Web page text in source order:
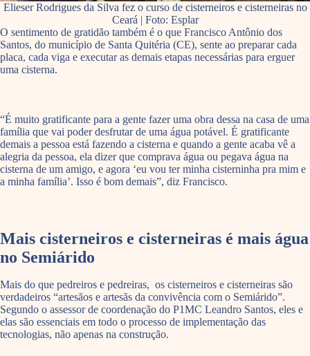
Elieser Rodrigues da Silva fez o curso de cisterneiros e cisterneiras no
Ceará | Foto: Esplar
O sentimento de gratidão também é o que Francisco Antônio dos
Santos, do município de Santa Quitéria (CE), sente ao preparar cada
placa, cada viga e executar as demais etapas necessárias para erguer
uma cisterna.
“É muito gratificante para a gente fazer uma obra dessa na casa de uma
família que vai poder desfrutar de uma água potável. É gratificante
demais a pessoa está fazendo a cisterna e quando a gente acaba vê a
alegria da pessoa, ela dizer que comprava água ou pegava água na
cisterna de um amigo, e agora ‘eu vou ter minha cisterninha pra mim e
a minha família’. Isso é bom demais”, diz Francisco.
Mais cisterneiros e cisterneiras é mais água
no Semiárido
Mais do que pedreiros e pedreiras, os cisterneiros e cisterneiras são
verdadeiros “artesãos e artesãs da convivência com o Semiárido”.
Segundo o assessor de coordenação do P1MC Leandro Santos, eles e
elas são essenciais em todo o processo de implementação das
tecnologias, não apenas na construção.